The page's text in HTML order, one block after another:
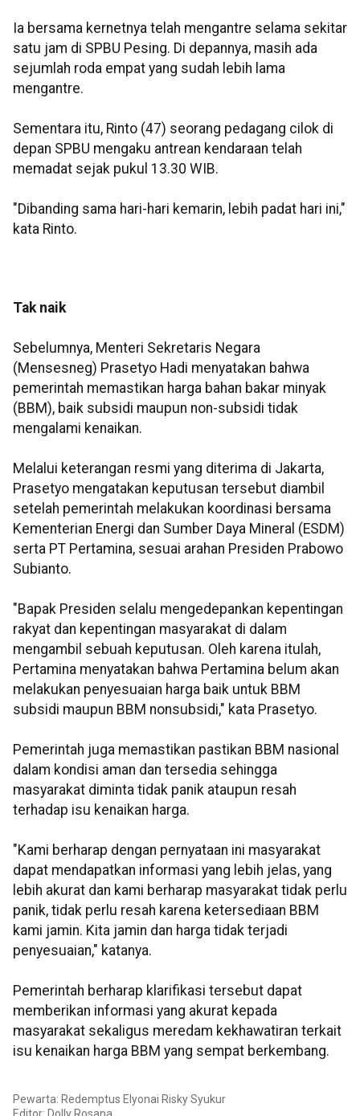
Ia bersama kernetnya telah mengantre selama sekitar
satu jam di SPBU Pesing. Di depannya, masih ada
sejumlah roda empat yang sudah lebih lama
mengantre.
Sementara itu, Rinto (47) seorang pedagang cilok di
depan SPBU mengaku antrean kendaraan telah
memadat sejak pukul 13.30 WIB.
"Dibanding sama hari-hari kemarin, lebih padat hari ini,"
kata Rinto.
Tak naik
Sebelumnya, Menteri Sekretaris Negara
(Mensesneg) Prasetyo Hadi menyatakan bahwa
pemerintah memastikan harga bahan bakar minyak
(BBM), baik subsidi maupun non-subsidi tidak
mengalami kenaikan.
Melalui keterangan resmi yang diterima di Jakarta,
Prasetyo mengatakan keputusan tersebut diambil
setelah pemerintah melakukan koordinasi bersama
Kementerian Energi dan Sumber Daya Mineral (ESDM)
serta PT Pertamina, sesuai arahan Presiden Prabowo
Subianto.
"Bapak Presiden selalu mengedepankan kepentingan
rakyat dan kepentingan masyarakat di dalam
mengambil sebuah keputusan. Oleh karena itulah,
Pertamina menyatakan bahwa Pertamina belum akan
melakukan penyesuaian harga baik untuk BBM
subsidi maupun BBM nonsubsidi," kata Prasetyo.
Pemerintah juga memastikan pastikan BBM nasional
dalam kondisi aman dan tersedia sehingga
masyarakat diminta tidak panik ataupun resah
terhadap isu kenaikan harga.
"Kami berharap dengan pernyataan ini masyarakat
dapat mendapatkan informasi yang lebih jelas, yang
lebih akurat dan kami berharap masyarakat tidak perlu
panik, tidak perlu resah karena ketersediaan BBM
kami jamin. Kita jamin dan harga tidak terjadi
penyesuaian," katanya.
Pemerintah berharap klarifikasi tersebut dapat
memberikan informasi yang akurat kepada
masyarakat sekaligus meredam kekhawatiran terkait
isu kenaikan harga BBM yang sempat berkembang.
Pewarta: Redemptus Elyonai Risky Syukur